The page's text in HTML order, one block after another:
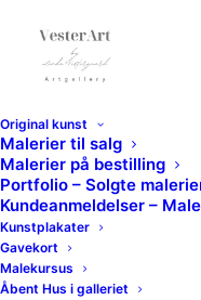
Original kunst
Malerier til salg
Malerier på bestilling
Portfolio – Solgte
Kundeanmeldelser –
Kunstplakater
Gavekort
Malekursus
Åbent Hus i galleriet